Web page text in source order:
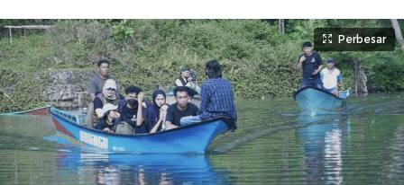
Perbesar